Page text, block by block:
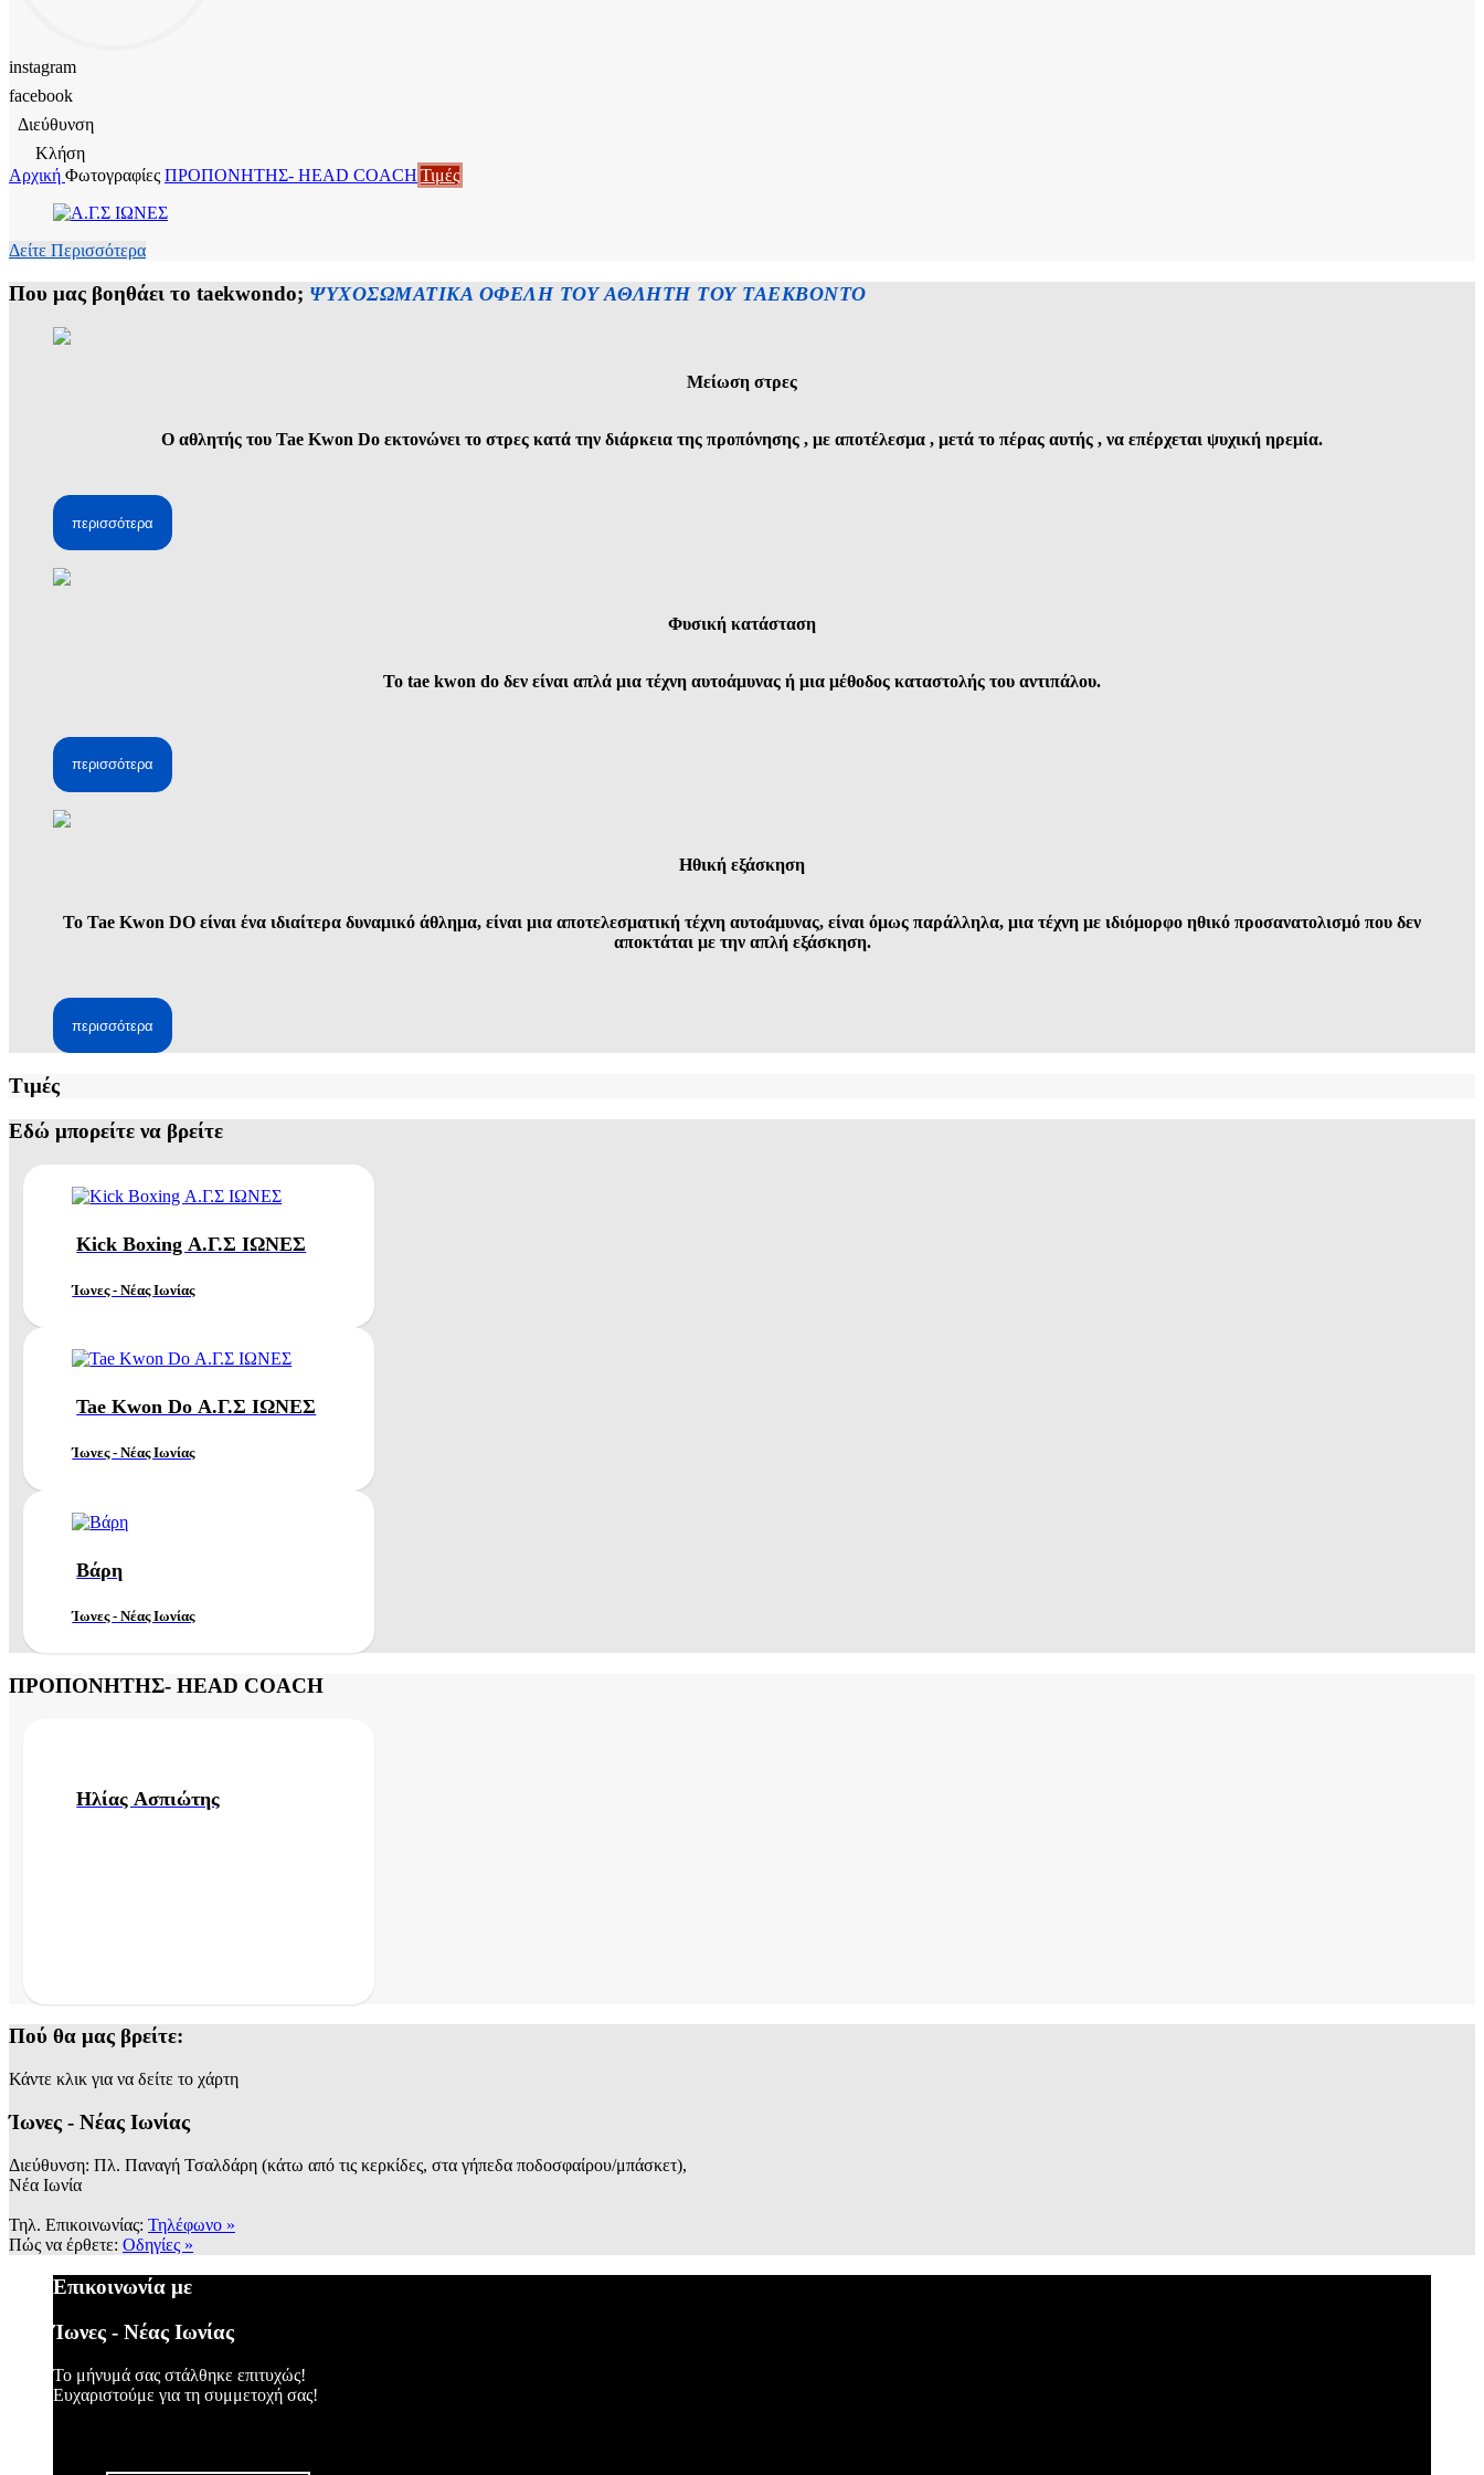
instagram
facebook
Διεύθυνση
Κλήση
Αρχική Φωτογραφίες ΠΡΟΠΟΝΗΤΗΣ- HEAD COACH Τιμές
Δείτε Περισσότερα
Που μας βοηθάει το taekwondo; ΨΥΧΟΣΩΜΑΤΙΚΑ ΟΦΕΛΗ ΤΟΥ ΑΘΛΗΤΗ ΤΟΥ ΤΑΕΚΒΟΝΤΟ
Μείωση στρες
Ο αθλητής του Tae Kwon Do εκτονώνει το στρες κατά την διάρκεια της προπόνησης , με αποτέλεσμα , μετά το πέρας αυτής , να επέρχεται ψυχική ηρεμία.
περισσότερα
Φυσική κατάσταση
Το tae kwon do δεν είναι απλά μια τέχνη αυτοάμυνας ή μια μέθοδος καταστολής του αντιπάλου.
περισσότερα
Ηθική εξάσκηση
Το Tae Kwon DO είναι ένα ιδιαίτερα δυναμικό άθλημα, είναι μια αποτελεσματική τέχνη αυτοάμυνας, είναι όμως παράλληλα, μια τέχνη με ιδιόμορφο ηθικό προσανατολισμό που δεν
αποκτάται με την απλή εξάσκηση.
περισσότερα
Τιμές
Εδώ μπορείτε να βρείτε
Kick Boxing Α.Γ.Σ ΙΩΝΕΣ
Ίωνες - Νέας Ιωνίας
Tae Kwon Do Α.Γ.Σ ΙΩΝΕΣ
Ίωνες - Νέας Ιωνίας
Βάρη
Ίωνες - Νέας Ιωνίας
ΠΡΟΠΟΝΗΤΗΣ- HEAD COACH
Ηλίας Aσπιώτης
Πού θα μας βρείτε:
Κάντε κλικ για να δείτε το χάρτη
Ίωνες - Νέας Ιωνίας
Διεύθυνση: Πλ. Παναγή Τσαλδάρη (κάτω από τις κερκίδες, στα γήπεδα ποδοσφαίρου/μπάσκετ),
Νέα Ιωνία
Τηλ. Επικοινωνίας: Τηλέφωνο »
Πώς να έρθετε: Οδηγίες »
Επικοινωνία με
Ίωνες - Νέας Ιωνίας
Το μήνυμά σας στάλθηκε επιτυχώς!
Ευχαριστούμε για τη συμμετοχή σας!